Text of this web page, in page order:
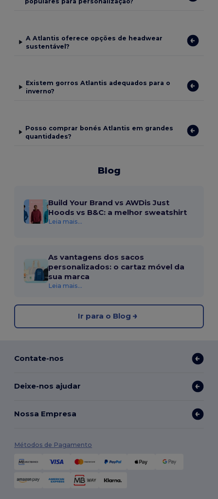
A Atlantis oferece opções de headwear
sustentável?
Existem gorros Atlantis adequados para o
inverno?
Posso comprar bonés Atlantis em grandes
quantidades?
Blog
Build Your Brand vs AWDis Just
Hoods vs B&C: a melhor sweatshirt
Leia mais...
As vantagens dos sacos
personalizados: o cartaz móvel da
sua marca
Leia mais...
Ir para o Blog
Contate-nos
Deixe-nos ajudar
Nossa Empresa
Métodos de Pagamento